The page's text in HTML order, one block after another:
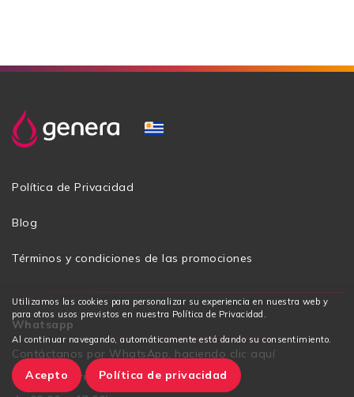
Utilizamos las cookies para personalizar su experiencia en nuestra web y
para otros usos previstos en nuestra Política de Privacidad.
Al continuar navegando, automáticamente está dando su consentimiento.
Acepto Política de privacidad
Política de Privacidad
Blog
Términos y condiciones de las promociones
Whatsapp
Contáctanos por WhatsApp, haciendo clic aquí
Lunes a viernes